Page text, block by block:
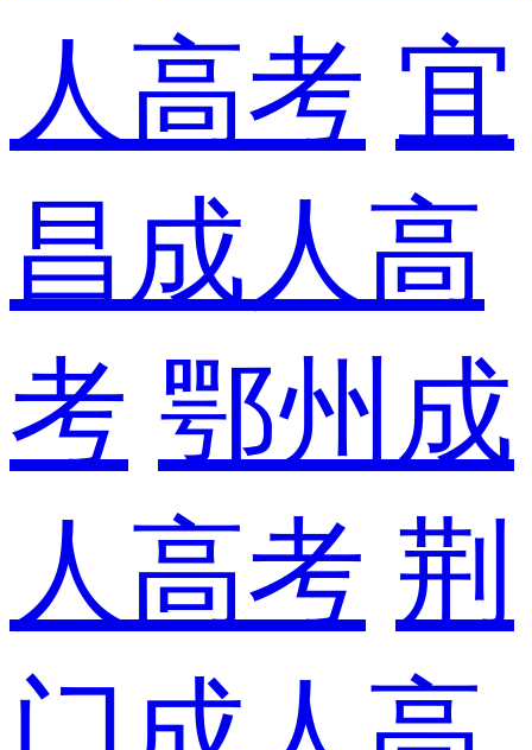
人高考 宜
昌成人高
考 鄂州成
人高考 荆